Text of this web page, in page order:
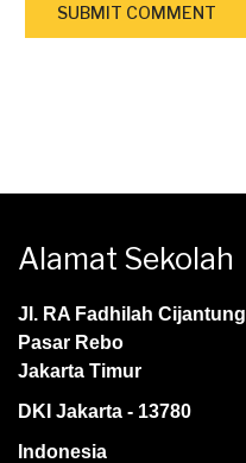
Alamat Sekolah
Jl. RA Fadhilah Cijantung
Pasar Rebo
Jakarta Timur
DKI Jakarta - 13780
Indonesia